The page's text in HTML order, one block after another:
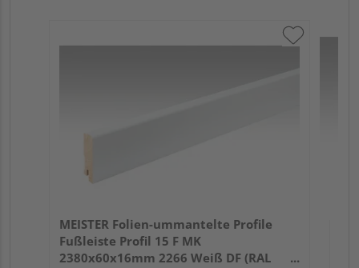
MEISTER Folien-ummantelte Profile
Fußleiste Profil 15 F MK
2380x60x16mm 2266 Weiß DF (RAL